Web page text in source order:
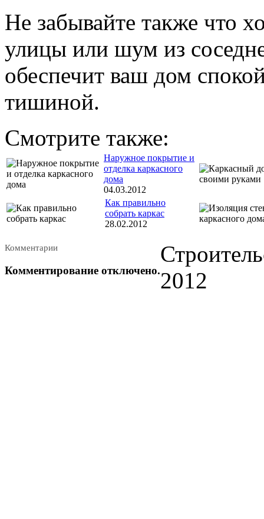
Не забывайте также что
улицы или шум из
обеспечит ваш дом
тишиной.
Смотрите также:
Наружное покрытие и
отделка каркасного
дома
04.03.2012
Как правильно
собрать каркас
28.02.2012
Комментарии
Комментирование отключено.2012